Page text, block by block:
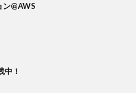
ン@AWS
中！